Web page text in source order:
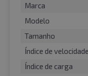
Marca
Modelo
Tamanho
Índice de velocidade
Índice de carga